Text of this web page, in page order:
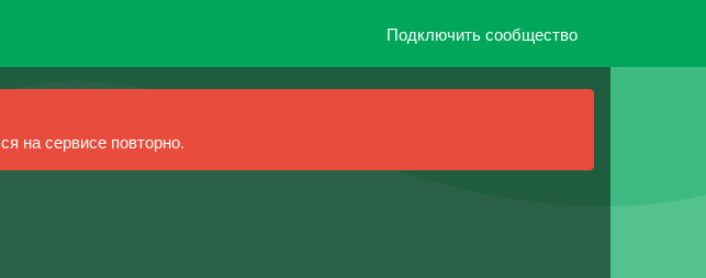
Подключить сообщество
на сервисе повторно.